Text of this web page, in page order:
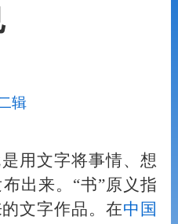
辑
用文字将事情、想
出来。“书”原义指
文字作品。在中国